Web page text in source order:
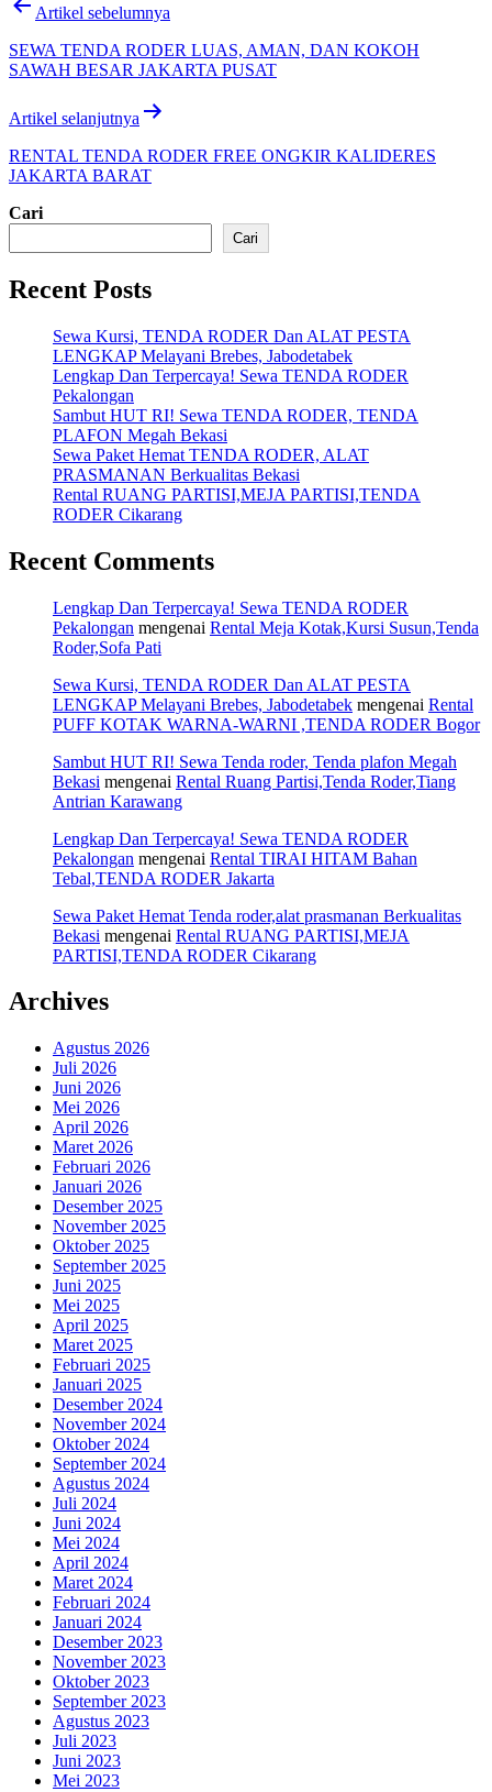
Artikel sebelumnya
SEWA TENDA RODER LUAS, AMAN, DAN KOKOH
SAWAH BESAR JAKARTA PUSAT
Artikel selanjutnya
RENTAL TENDA RODER FREE ONGKIR KALIDERES
JAKARTA BARAT
Cari
Cari
Recent Posts
Sewa Kursi, TENDA RODER Dan ALAT PESTA
LENGKAP Melayani Brebes, Jabodetabek
Lengkap Dan Terpercaya! Sewa TENDA RODER
Pekalongan
Sambut HUT RI! Sewa TENDA RODER, TENDA
PLAFON Megah Bekasi
Sewa Paket Hemat TENDA RODER, ALAT
PRASMANAN Berkualitas Bekasi
Rental RUANG PARTISI,MEJA PARTISI,TENDA
RODER Cikarang
Recent Comments
Lengkap Dan Terpercaya! Sewa TENDA RODER
Pekalongan mengenai Rental Meja Kotak,Kursi Susun,Tenda
Roder,Sofa Pati
Sewa Kursi, TENDA RODER Dan ALAT PESTA
LENGKAP Melayani Brebes, Jabodetabek mengenai Rental
PUFF KOTAK WARNA-WARNI ,TENDA RODER Bogor
Sambut HUT RI! Sewa Tenda roder, Tenda plafon Megah
Bekasi mengenai Rental Ruang Partisi,Tenda Roder,Tiang
Antrian Karawang
Lengkap Dan Terpercaya! Sewa TENDA RODER
Pekalongan mengenai Rental TIRAI HITAM Bahan
Tebal,TENDA RODER Jakarta
Sewa Paket Hemat Tenda roder,alat prasmanan Berkualitas
Bekasi mengenai Rental RUANG PARTISI,MEJA
PARTISI,TENDA RODER Cikarang
Archives
Agustus 2026
Juli 2026
Juni 2026
Mei 2026
April 2026
Maret 2026
Februari 2026
Januari 2026
Desember 2025
November 2025
Oktober 2025
September 2025
Juni 2025
Mei 2025
April 2025
Maret 2025
Februari 2025
Januari 2025
Desember 2024
November 2024
Oktober 2024
September 2024
Agustus 2024
Juli 2024
Juni 2024
Mei 2024
April 2024
Maret 2024
Februari 2024
Januari 2024
Desember 2023
November 2023
Oktober 2023
September 2023
Agustus 2023
Juli 2023
Juni 2023
Mei 2023